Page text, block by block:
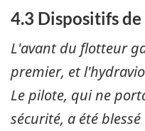
4.3 Dispositifs
L'avant du flotteur
premier, et
Le pilote, qui ne
sécurité, a été